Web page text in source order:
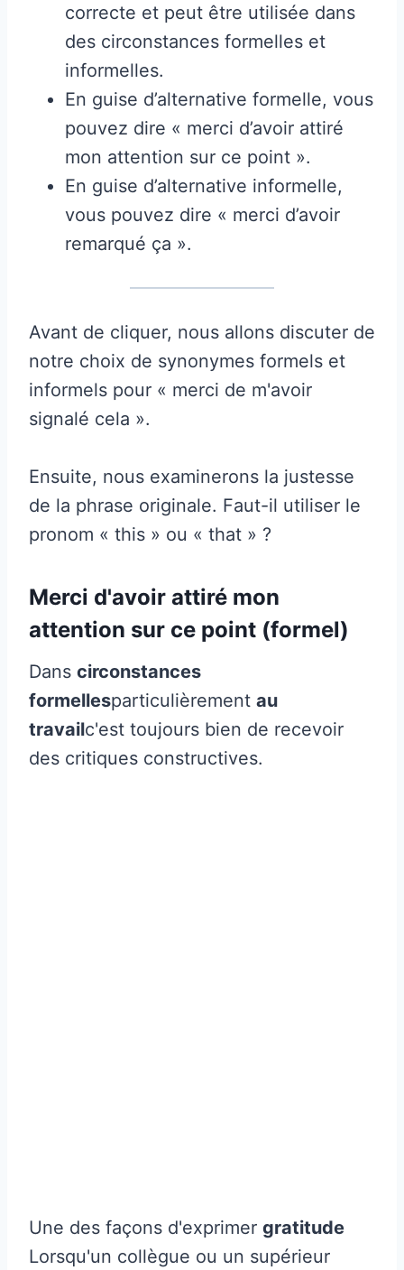
correcte et peut être utilisée dans
des circonstances formelles et
informelles.
En guise d’alternative formelle, vous
pouvez dire « merci d’avoir attiré
mon attention sur ce point ».
En guise d’alternative informelle,
vous pouvez dire « merci d’avoir
remarqué ça ».
Avant de cliquer, nous allons discuter de
notre choix de synonymes formels et
informels pour « merci de m'avoir
signalé cela ».
Ensuite, nous examinerons la justesse
de la phrase originale. Faut-il utiliser le
pronom « this » ou « that » ?
Merci d'avoir attiré mon
attention sur ce point (formel)
Dans circonstances
formellesparticulièrement au
travailc'est toujours bien de recevoir
des critiques constructives.
Une des façons d'exprimer gratitude
Lorsqu'un collègue ou un supérieur